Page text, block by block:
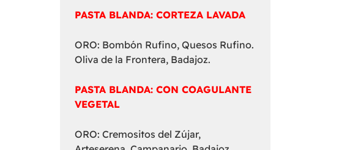
PASTA BLANDA: CORTEZA LAVADA
ORO: Bombón Rufino, Quesos Rufino.
Oliva de la Frontera, Badajoz.
PASTA BLANDA: CON COAGULANTE
VEGETAL
ORO: Cremositos del Zújar,